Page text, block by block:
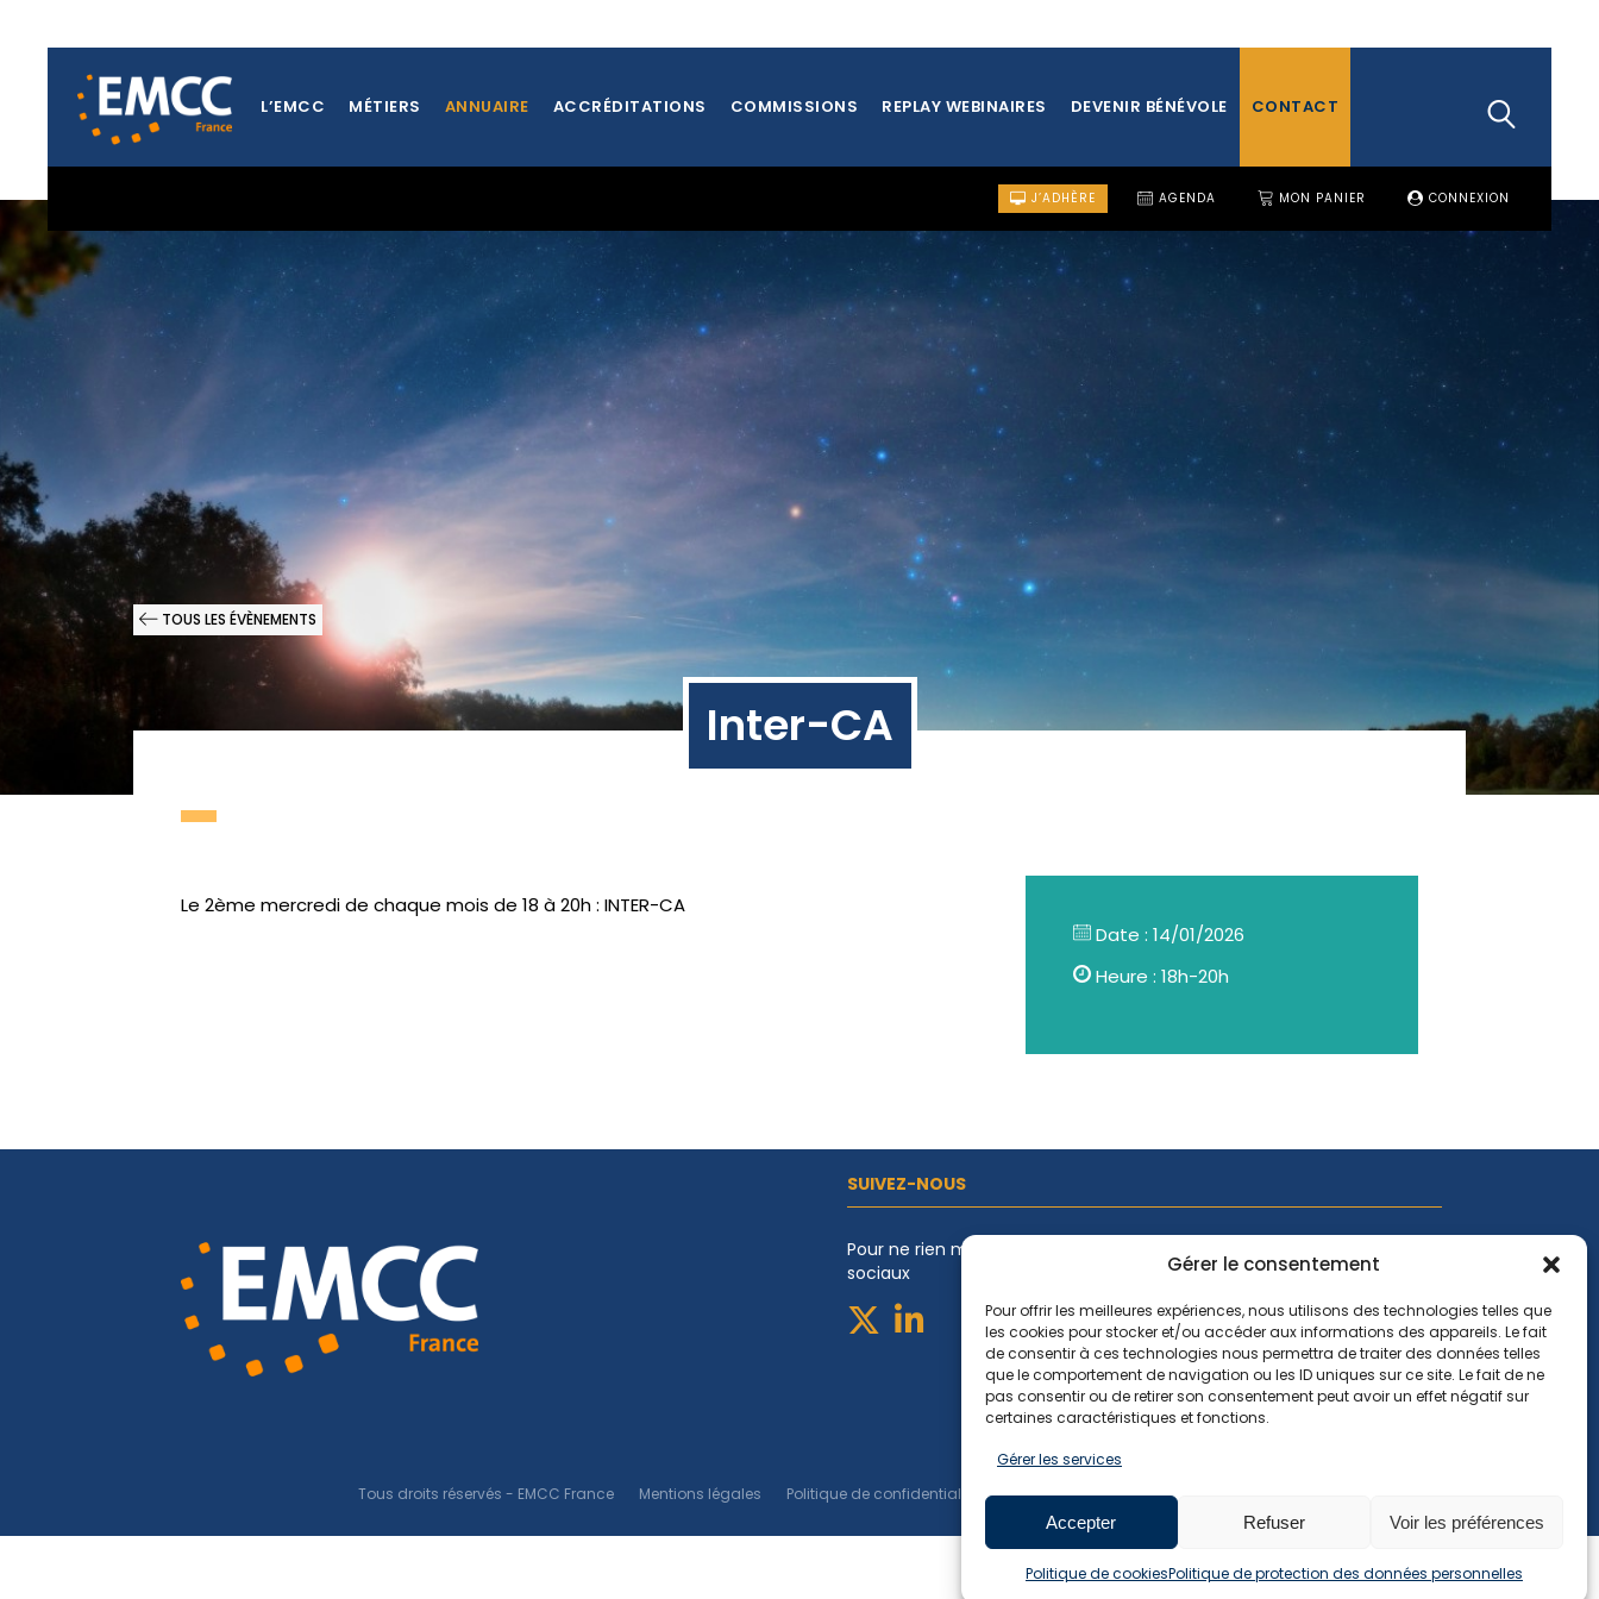
Gérer le consentement
Pour offrir les meilleures expériences, nous utilisons des technologies telles que
les cookies pour stocker et/ou accéder aux informations des appareils. Le fait
de consentir à ces technologies nous permettra de traiter des données telles
que le comportement de navigation ou les ID uniques sur ce site. Le fait de ne
pas consentir ou de retirer son consentement peut avoir un effet négatif sur
certaines caractéristiques et fonctions.
Gérer les services
Accepter Refuser Voir les préférences
Politique de cookiesPolitique de protection des données personnelles
L’EMCC MÉTIERS ANNUAIRE ACCRÉDITATIONS COMMISSIONS REPLAY WEBINAIRES DEVENIR BÉNÉVOLE CONTACT
J’ADHÈRE AGENDA MON PANIER CONNEXION
TOUS LES ÉVÈNEMENTS
Inter-CA
Le 2ème mercredi de chaque mois de 18 à 20h : INTER-CA
Date : 14/01/2026
Heure : 18h-20h
SUIVEZ-NOUS
Pour ne rien manquer de l'actualité EMCC, suivez-nous sur les réseaux
sociaux
Tous droits réservés - EMCC France Mentions légales Politique de confidentialité Politique de cookies Plan du site